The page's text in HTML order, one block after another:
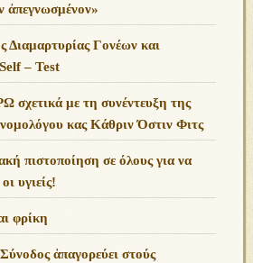
ἀπεγνωσμένον»
Διαμαρτυρίας Γονέων και
– Test
σχετικά με τη συνέντευξη της
κας Κάθριν Όστιν Φιτς
πιστοποίηση σε όλους για να
υγιείς!
φρίκη
ἀπαγορεύει στούς